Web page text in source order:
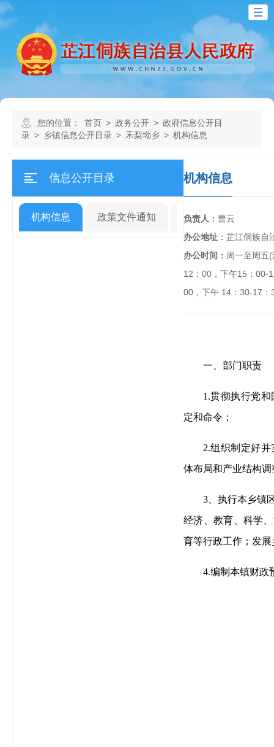
您的位置： 首页 > 政务公开 > 政府信息公开目
录 > 乡镇信息公开目录 > 禾梨坳乡 > 机构信息
信息公开目录
机构信息 政策文件通知 规划计划
机构信息
负责人 ： 曹云
办公地址 ： 芷江侗族自
办公时间 ： 周一至周五
12：00，下午15：00-
00，下午 14：30-17：
一、部门职责
1.贯彻执行党
定和命令；
2.组织制定好
体布局和产业结构调
3、执行本乡镇
经济、教育、科学
育等行政工作；发
4.编制本镇财政